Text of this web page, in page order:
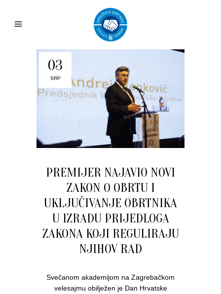
03
SRP
PREMIJER NAJAVIO NOVI
ZAKON O OBRTU I
UKLJUČIVANJE OBRTNIKA
U IZRADU PRIJEDLOGA
ZAKONA KOJI REGULIRAJU
NJIHOV RAD
Svečanom akademijom na Zagrebačkom
velesajmu obilježen je Dan Hrvatske